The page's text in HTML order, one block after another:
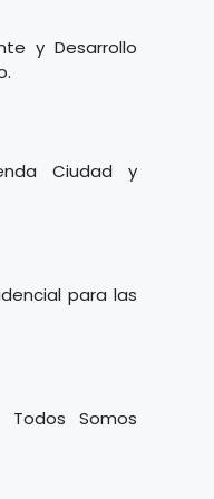
y Desarrollo
Ciudad y
para las
Somos